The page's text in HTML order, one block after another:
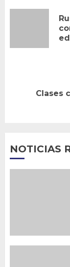
Siguiente
Clases
NOTICIAS